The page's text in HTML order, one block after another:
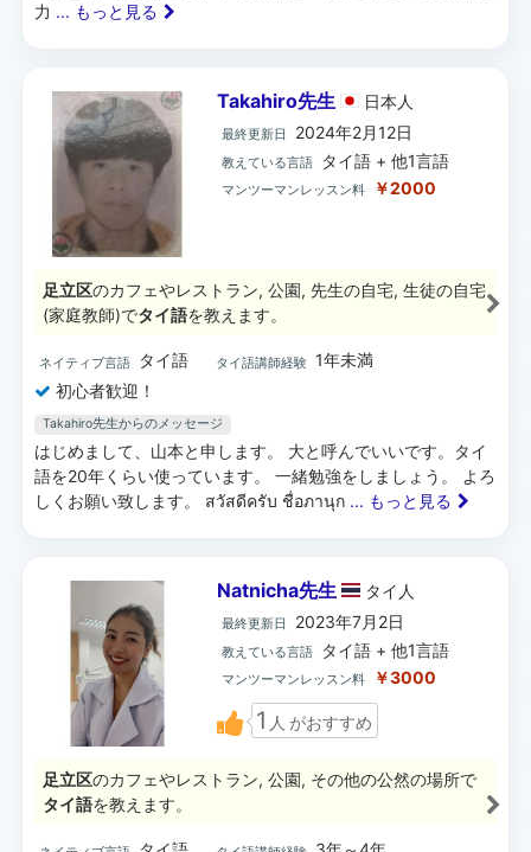
力 ... もっと見る
Takahiro先生 日本 人
最終更新日 2024年2月12日
教えている言語 タイ語 + 他1言語
マンツーマンレッスン料 ￥2000
足立区のカフェやレストラン, 公園, 先生の自宅, 生徒の自宅
(家庭教師)でタイ語を教えます。
ネイティブ言語 タイ語 タイ語講師経験 1年未満
初心者歓迎！
Takahiro先生からのメッセージ
はじめまして、山本と申します。 大と呼んでいいです。タイ
語を20年くらい使っています。 一緒勉強をしましょう。 よろ
しくお願い致します。 สวัสดีครับ ชื่อภานุก ... もっと見る
Natnicha先生 タイ 人
最終更新日 2023年7月2日
教えている言語 タイ語 + 他1言語
マンツーマンレッスン料 ￥3000
1 人 がおすすめ
足立区のカフェやレストラン, 公園, その他の公然の場所で
タイ語を教えます。